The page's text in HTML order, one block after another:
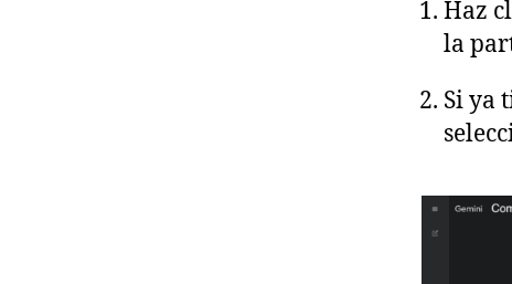
Haz
la
Si ya